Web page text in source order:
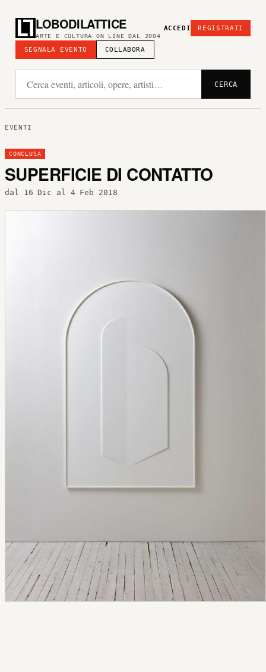
LOBODILATTICE
ARTE E CULTURA ON LINE DAL 2004
SEGNALA EVENTO COLLABORA
ACCEDI REGISTRATI
CERCA
EVENTI
CONCLUSA
SUPERFICIE DI CONTATTO
dal 16 Dic al 4 Feb 2018